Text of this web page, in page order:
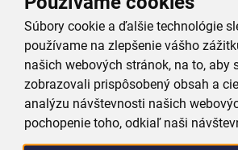
Súbory cookie a ďalšie technológie
používame na zlepšenie vášho
našich webových stránok, na to, aby
zobrazovali prispôsobený obsah a
analýzu návštevnosti našich
pochopenie toho, odkiaľ naši
Kolekcia
Cedidlo ANETT naparovací pr.
skladom
17,99 €